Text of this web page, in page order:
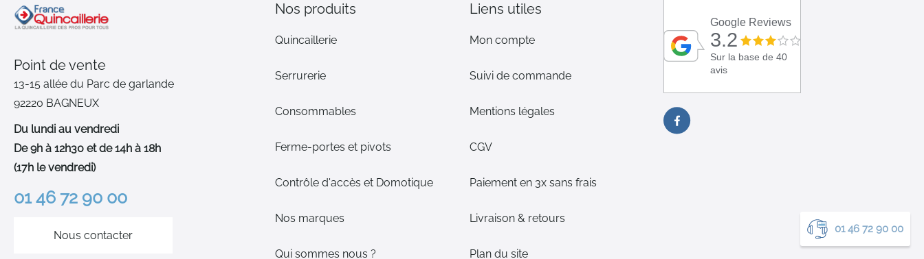
01 46 72 90 00
Point de vente
13-15 allée du Parc de garlande
92220 BAGNEUX
Du lundi au vendredi
De 9h à 12h30 et de 14h à 18h
(17h le vendredi)
01 46 72 90 00
Nous contacter
Nos produits
Quincaillerie
Serrurerie
Consommables
Ferme-portes et pivots
Contrôle d'accès et Domotique
Nos marques
Qui sommes nous ?
Liens utiles
Mon compte
Suivi de commande
Mentions légales
CGV
Paiement en 3x sans frais
Livraison & retours
Plan du site
Google Reviews
3.2
Sur la base de 40
avis